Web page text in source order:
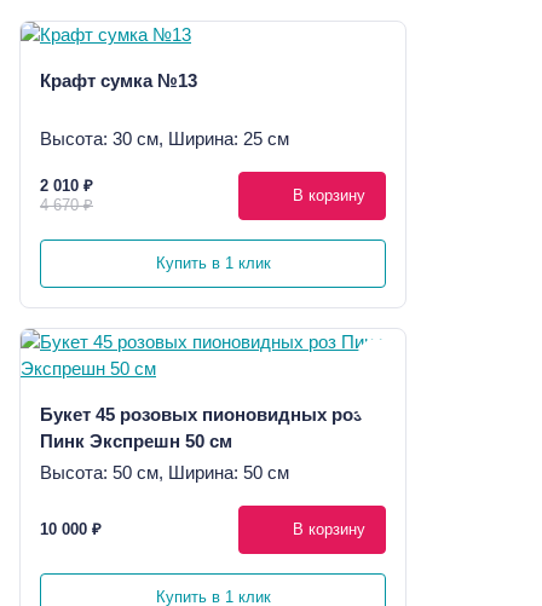
Крафт сумка №13
Высота: 30 см, Ширина: 25 см
2 010 ₽
4 670 ₽
В корзину
Купить в 1 клик
Букет 45 розовых пионовидных роз
Пинк Экспрешн 50 см
Высота: 50 см, Ширина: 50 см
10 000 ₽ В корзину
Купить в 1 клик